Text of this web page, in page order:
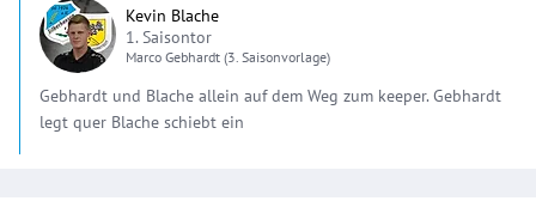
Kevin Blache
1. Saisontor
Marco Gebhardt (3. Saisonvorlage)
Gebhardt und Blache allein auf dem Weg zum keeper. Gebhardt
legt quer Blache schiebt ein